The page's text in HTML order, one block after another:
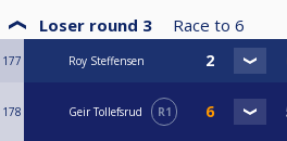
Loser round 3 Race to 6
177 Roy Steffensen
178 Geir Tollefsrud R1